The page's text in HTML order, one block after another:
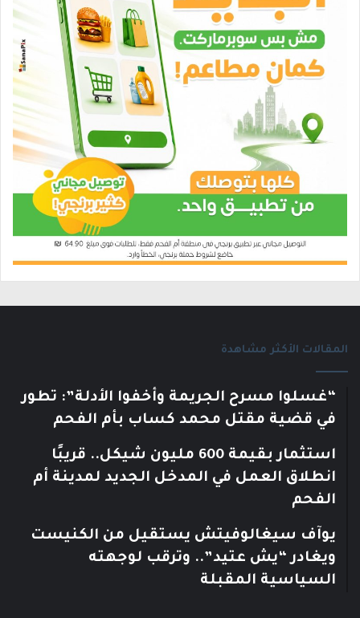
المقالات الأكثر مشاهدة
“غسلوا مسرح الجريمة وأخفوا الأدلة”: تطور
في قضية مقتل محمد كساب بأم الفحم
استثمار بقيمة 600 مليون شيكل.. قريبًا
انطلاق العمل في المدخل الجديد لمدينة أم
الفحم
يوآف سيغالوفيتش يستقيل من الكنيست
ويغادر “يش عتيد”.. وترقب لوجهته
السياسية المقبلة